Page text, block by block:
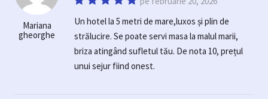
Mariana
gheorghe
Un hotel la 5 metri de mare,luxos și plin de
strălucire. Se poate servi masa la malul marii,
briza atingând sufletul tău. De nota 10, prețul
unui sejur fiind onest.